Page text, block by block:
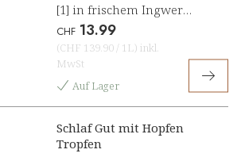
[1] in frischem Ingwer
Kurkuma Konzentrat
CHF 13.99
(CHF 139.90 / 1L) inkl.
MwSt
Auf Lager
Schlaf Gut mit Hopfen
Tropfen